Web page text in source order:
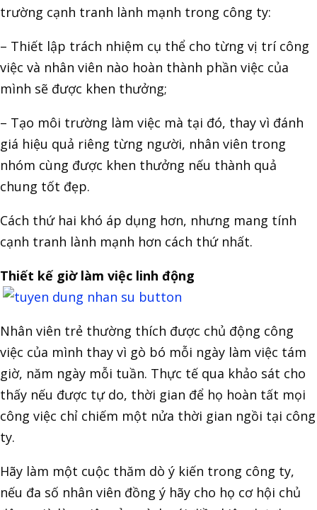
trường cạnh tranh lành mạnh trong công ty:
– Thiết lập trách nhiệm cụ thể cho từng vị trí công
việc và nhân viên nào hoàn thành phần việc của
mình sẽ được khen thưởng;
– Tạo môi trường làm việc mà tại đó, thay vì đánh
giá hiệu quả riêng từng người, nhân viên trong
nhóm cùng được khen thưởng nếu thành quả
chung tốt đẹp.
Cách thứ hai khó áp dụng hơn, nhưng mang tính
cạnh tranh lành mạnh hơn cách thứ nhất.
Thiết kế giờ làm việc linh động
Nhân viên trẻ thường thích được chủ động công
việc của mình thay vì gò bó mỗi ngày làm việc tám
giờ, năm ngày mỗi tuần. Thực tế qua khảo sát cho
thấy nếu được tự do, thời gian để họ hoàn tất mọi
công việc chỉ chiếm một nửa thời gian ngồi tại công
ty.
Hãy làm một cuộc thăm dò ý kiến trong công ty,
nếu đa số nhân viên đồng ý hãy cho họ cơ hội chủ